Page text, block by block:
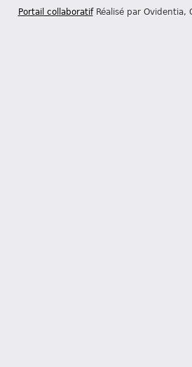
Portail collaboratifRéalisé par Ovidentia,